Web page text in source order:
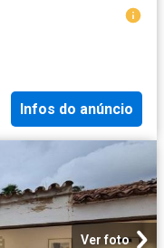
Infos do anúncio
Ver foto